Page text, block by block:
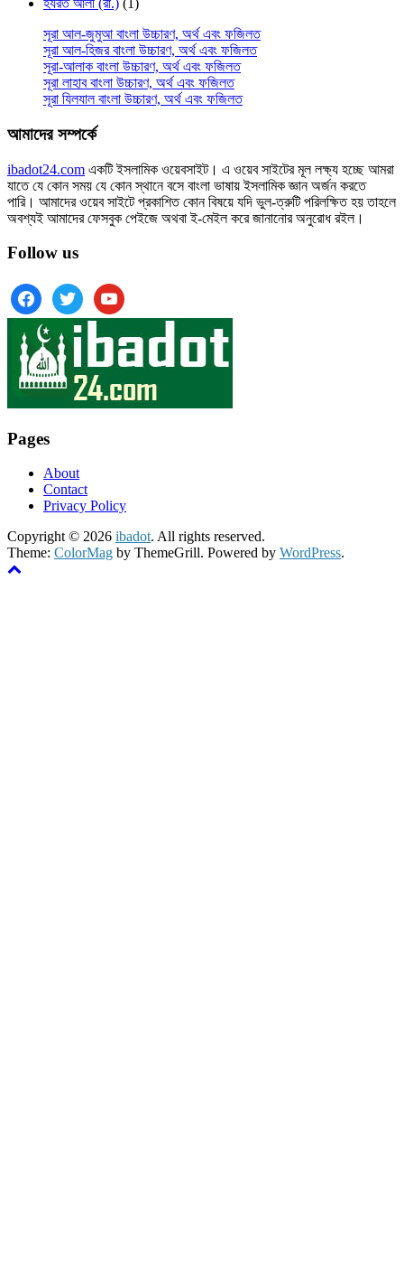
হযরত আলী (রা.) (1)
সূরা আল-জুমুআ বাংলা উচ্চারণ, অর্থ এবং ফজিলত
সূরা আল-হিজর বাংলা উচ্চারণ, অর্থ এবং ফজিলত
সূরা-আলাক বাংলা উচ্চারণ, অর্থ এবং ফজিলত
সূরা লাহাব‌‌‌ বাংলা উচ্চারণ, অর্থ এবং ফজিলত
সূরা যিলযাল বাংলা উচ্চারণ, অর্থ এবং ফজিলত
আমাদের সম্পর্কে
ibadot24.com একটি ইসলামিক ওয়েবসাইট। এ ওয়েব সাইটের মূল লক্ষ্য হচ্ছে আমরা
যাতে যে কোন সময় যে কোন স্থানে বসে বাংলা ভাষায় ইসলামিক জ্ঞান অর্জন করতে
পারি। আমাদের ওয়েব সাইটে প্রকাশিত কোন বিষয়ে যদি ভুল-ত্রুটি পরিলক্ষিত হয় তাহলে
অবশ্যই আমাদের ফেসবুক পেইজে অথবা ই-মেইল করে জানানোর অনুরোধ রইল।
Follow us
facebooktwitter youtube
Pages
About
Contact
Privacy Policy
Copyright © 2026 ibadot. All rights reserved.
Theme: ColorMag by ThemeGrill. Powered by WordPress.